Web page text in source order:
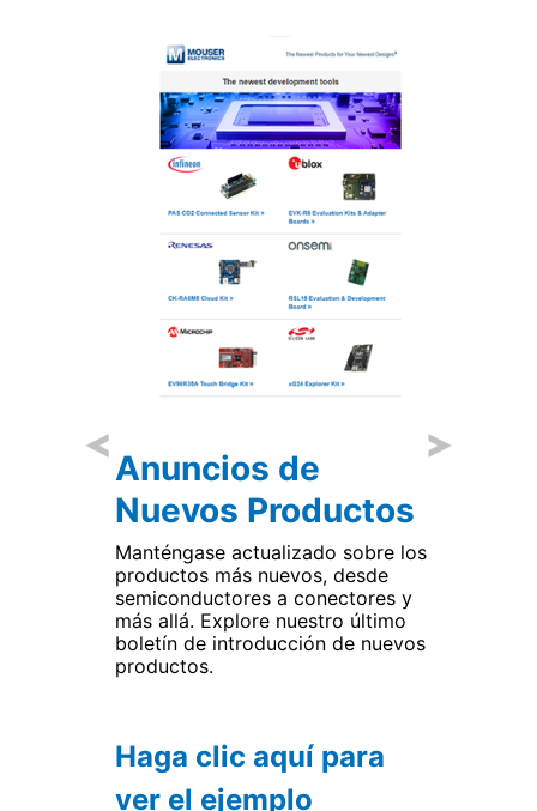
sobre los
y
de nuevos
Tecnología
Artículos y productos destacados
sobre una tecnología o aplicación
específica. Explore nuestros
boletines con lo último en
tecnología y aplicaciones.
ver el ejemplo
Anterior Seguiente